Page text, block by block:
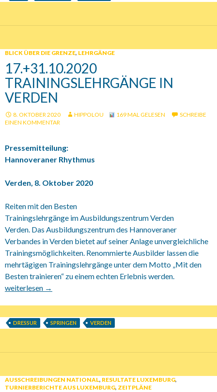
BLICK ÜBER DIE GRENZE, LEHRGÄNGE
17.+31.10.2020
TRAININGSLEHRGÄNGE IN
VERDEN
8. OKTOBER 2020 HIPPOLOU 169 MAL GELESEN
SCHREIBE
EINEN KOMMENTAR
Pressemitteilung:
Hannoveraner Rhythmus
Verden, 8. Oktober 2020
Reiten mit den Besten
Trainingslehrgänge im Ausbildungszentrum Verden
Verden. Das Ausbildungszentrum des Hannoveraner
Verbandes in Verden bietet auf seiner Anlage unvergleichliche
Trainingsmöglichkeiten. Renommierte Ausbilder lassen die
mehrtägigen Trainingslehrgänge unter dem Motto „Mit den
Besten trainieren“ zu einem echten Erlebnis werden.
17.+31.10.2020 Trainingslehrgänge in Verden
weiterlesen →
DRESSUR SPRINGEN VERDEN
AUSSCHREIBUNGEN NATIONAL, RESULTATE LUXEMBURG,
TURNIERBERICHTE AUS LUXEMBURG, ZEITPLÄNE